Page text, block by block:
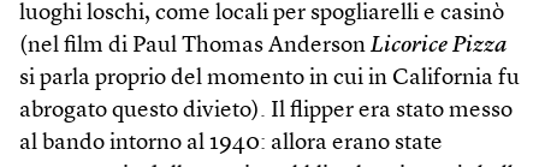
luoghi loschi, come locali per spogliarelli e casinò
(nel film di Paul Thomas Anderson Licorice Pizza
si parla proprio del momento in cui in California fu
abrogato questo divieto). Il flipper era stato messo
al bando intorno al 1940: allora erano state